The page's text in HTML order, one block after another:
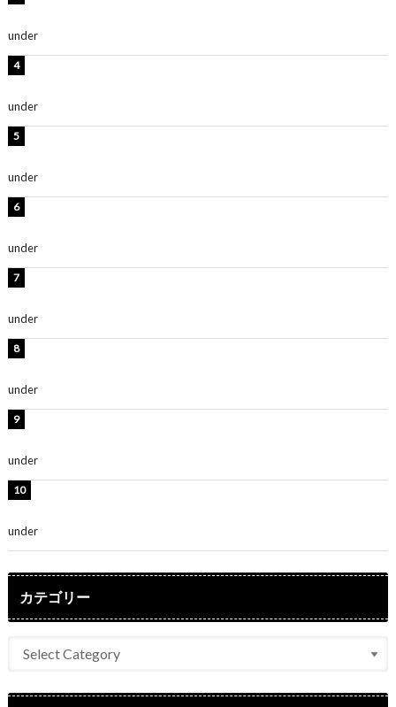
under
under
under
under
under
under
under
under
カテゴリー